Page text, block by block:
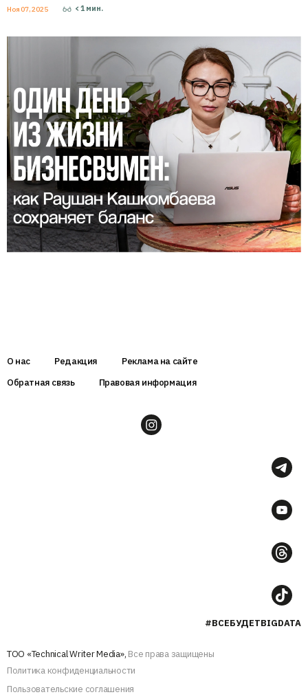
Ноя 07, 2025 < 1 мин.
О нас Редакция
Реклама на сайте
Обратная связь
Правовая информация
#ВСЕБУДЕТBIGDATA
ТОО «Technical Writer Media», Все права защищены
Политика конфиденциальности
Пользовательские соглашения